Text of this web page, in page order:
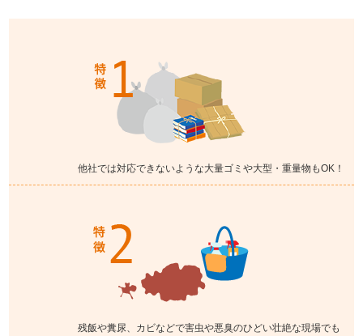
他社では対応できないような大量ゴミや大型・重量物もOK！
残飯や糞尿、カビなどで害虫や悪臭のひどい壮絶な現場でも